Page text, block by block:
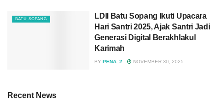
BATU SOPANG
LDII Batu Sopang Ikuti Upacara
Hari Santri 2025, Ajak Santri Jadi
Generasi Digital Berakhlakul
Karimah
BY PENA_2 NOVEMBER 30, 2025
Recent News